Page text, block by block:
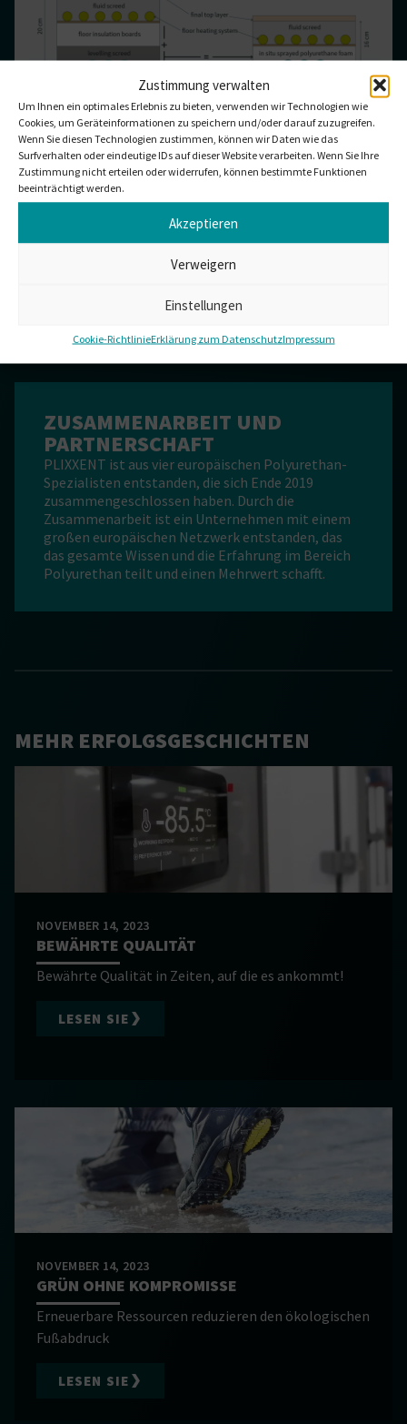
Zustimmung verwalten
Um Ihnen ein optimales Erlebnis zu bieten, verwenden wir Technologien wie
Cookies, um Geräteinformationen zu speichern und/oder darauf zuzugreifen.
Wenn Sie diesen Technologien zustimmen, können wir Daten wie das
Surfverhalten oder eindeutige IDs auf dieser Website verarbeiten. Wenn Sie Ihre
Zustimmung nicht erteilen oder widerrufen, können bestimmte Funktionen
beeinträchtigt werden.
Akzeptieren
Verweigern
Einstellungen
Cookie-RichtlinieErklärung zum DatenschutzImpressum
MÖCHTEN SIE MEHR ERFAHREN?
Kontakt
info@plixxent.com
Erfolgsgeschichte: Sprühschaum (Englisch)
ZUSAMMENARBEIT UND
PARTNERSCHAFT
PLIXXENT ist aus vier europäischen Polyurethan-
Spezialisten entstanden, die sich Ende 2019
zusammengeschlossen haben. Durch die
Zusammenarbeit ist ein Unternehmen mit einem
großen europäischen Netzwerk entstanden, das
das gesamte Wissen und die Erfahrung im Bereich
Polyurethan teilt und einen Mehrwert schafft.
MEHR ERFOLGSGESCHICHTEN
NOVEMBER 14, 2023
BEWÄHRTE QUALITÄT
Bewährte Qualität in Zeiten, auf die es ankommt!
LESEN SIE
NOVEMBER 14, 2023
GRÜN OHNE KOMPROMISSE
Erneuerbare Ressourcen reduzieren den ökologischen
Fußabdruck
LESEN SIE